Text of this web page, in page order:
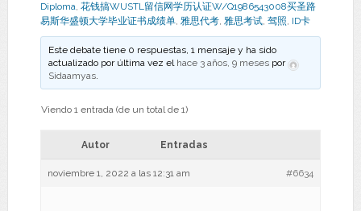
Diploma, 花钱搞WUSTL留信网学历认证W/Q1986543008买圣路
易斯华盛顿大学毕业证书成绩单, 雅思代考, 雅思考试, 驾照, ID卡
Este debate tiene 0 respuestas, 1 mensaje y ha sido
actualizado por última vez el hace 3 años, 9 meses por
Sidaamyas.
Viendo 1 entrada (de un total de 1)
Autor Entradas
noviembre 1, 2022 a las 12:31 am #6634